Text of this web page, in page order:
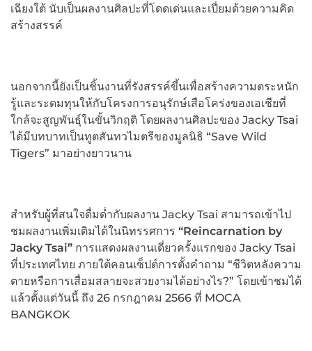
เฉียงใต้ นับเป็นผลงานศิลปะที่โดดเด่นและเปี่ยมด้วยความคิด
สร้างสรรค์
นอกจากนี้ยังเป็นชิ้นงานที่รังสรรค์ขึ้นเพื่อสร้างความตระหนัก
รู้และระดมทุนให้กับโครงการอนุรักษ์เสือโคร่งของเอเชียที่
ใกล้จะสูญพันธุ์ในขั้นวิกฤติ โดยผลงานศิลปะของ Jacky Tsai
ได้มีบทบาทเป็นทูตสันทวไมตรีของมูลนิธิ “Save Wild
Tigers” มาอย่างยาวนาน
สำหรับผู้ที่สนใจดื่มด่ำกับผลงาน Jacky Tsai สามารถเข้าไป
ชมผลงานเพิ่มเติมได้ในนิทรรศการ “Reincarnation by
Jacky Tsai” การแสดงผลงานเดี่ยวครั้งแรกของ Jacky Tsai
ที่ประเทศไทย ภายใต้คอนเซ็ปต์การตั้งคำถาม “ชีวิตหลังความ
ตายหรือการเสื่อมสลายจะสวยงามได้อย่างไร?” โดยเข้าชมได้
แล้วตั้งแต่วันนี้ ถึง 26 กรกฎาคม 2566 ที่ MOCA
BANGKOK